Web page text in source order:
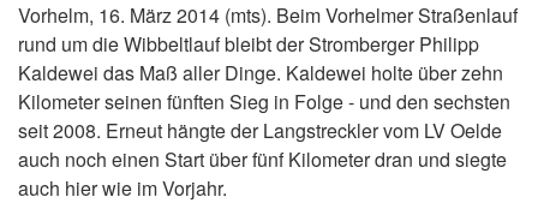
Vorhelm, 16. März 2014 (mts). Beim Vorhelmer Straßenlauf
rund um die Wibbeltlauf bleibt der Stromberger Philipp
Kaldewei das Maß aller Dinge. Kaldewei holte über zehn
Kilometer seinen fünften Sieg in Folge - und den sechsten
seit 2008. Erneut hängte der Langstreckler vom LV Oelde
auch noch einen Start über fünf Kilometer dran und siegte
auch hier wie im Vorjahr.